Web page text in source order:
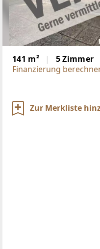
141 m² 5 Zimmer
Finanzierung
Zur Merkliste